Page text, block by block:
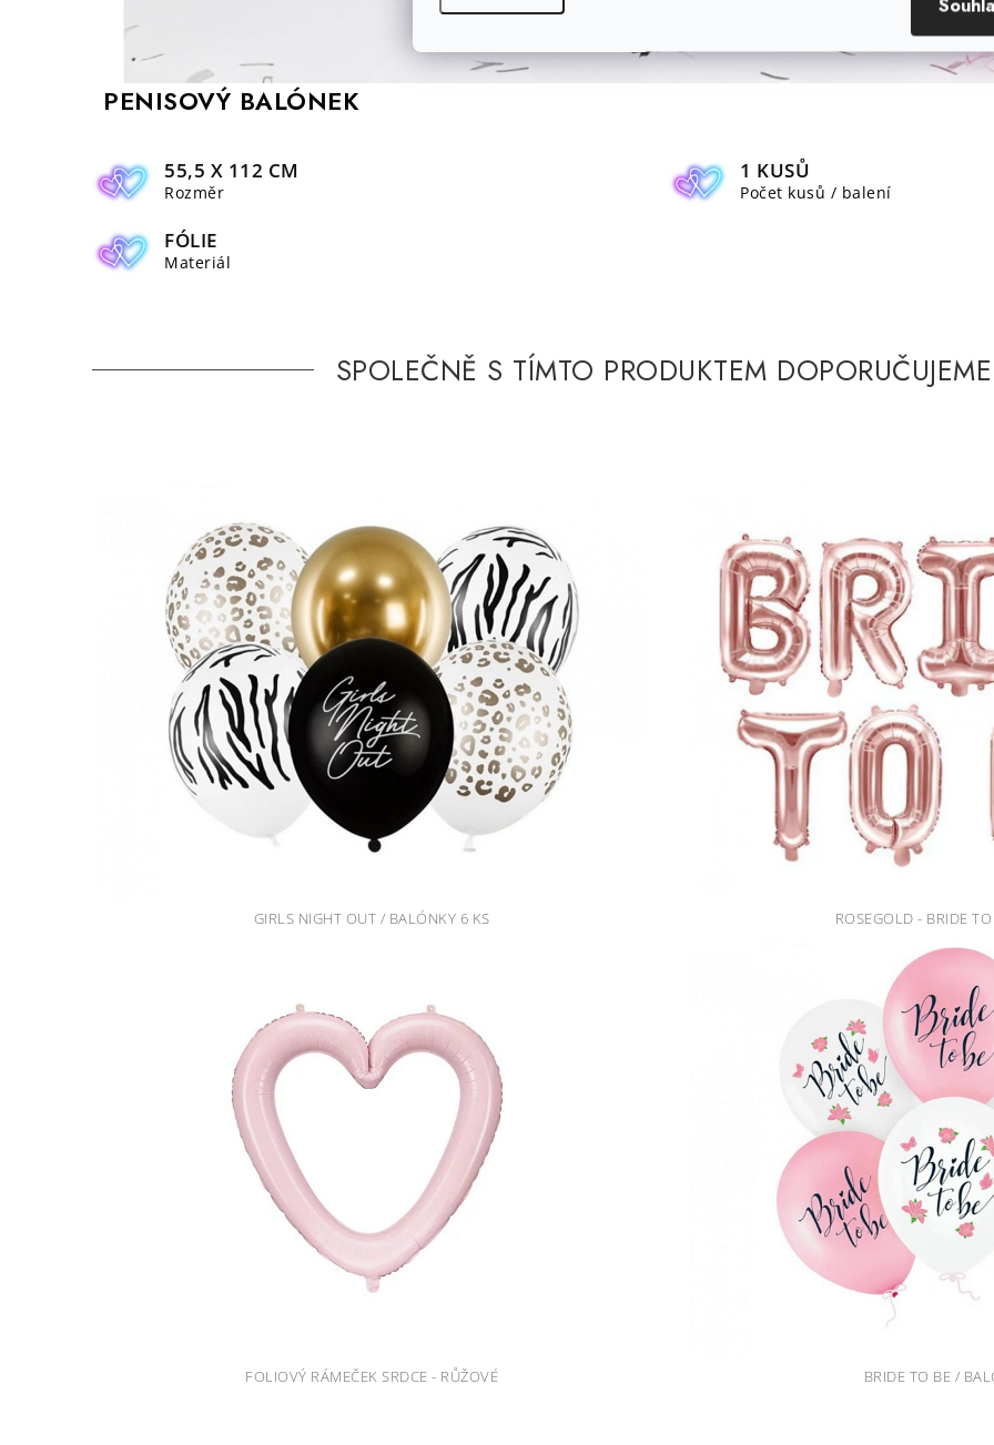
PENISOVÝ BALÓNEK
55,5 X 112 CM
Rozměr
1 KUSŮ
Počet kusů / balení
FÓLIE
Materiál
SPOLEČNĚ S TÍMTO PRODUKTEM
GIRLS NIGHT OUT / BALÓNKY 6 KS ROSEGOLD - BRIDE
FOLIOVÝ RÁMEČEK SRDCE - RŮŽOVÉ BRIDE TO BE /